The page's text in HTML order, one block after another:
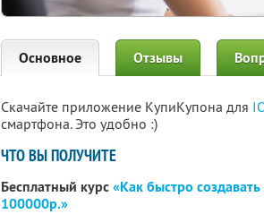
Основное Отзывы
Скачайте приложение КупиКупона для
смартфона. Это удобно :)
ЧТО ВЫ ПОЛУЧИТЕ
Бесплатный курс«Как быстро
100000р.»